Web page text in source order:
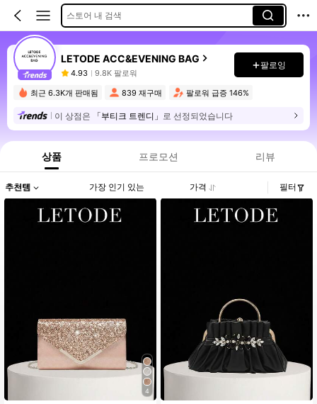
스토어 내 검색
LETODE ACC&EVENING BAG
4.93 9.8K 팔로워
팔로잉
최근 6.3K개 판매됨 839 재구매 팔로워 급증 146%
이 상점은 「부티크 트렌디」 로 선정되었습니다
상품 프로모션 리뷰
추천템 가장 인기 있는 가격 필터
4